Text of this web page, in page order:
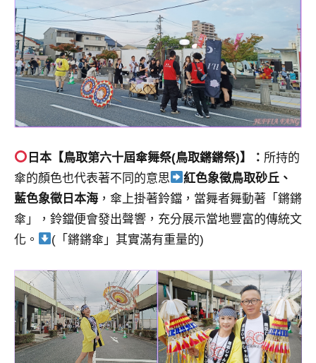
日本【鳥取第六十屆傘舞祭(鳥取鏘鏘祭)】： 所持的
傘的顏色也代表著不同的意思
紅色象徵鳥取砂丘、
藍色象徵日本海 ，傘上掛著鈴鐺，當舞者舞動著「鏘鏘
傘」，鈴鐺便會發出聲響，充分展示當地豐富的傳統文
化。
(「鏘鏘傘」其實滿有重量的)